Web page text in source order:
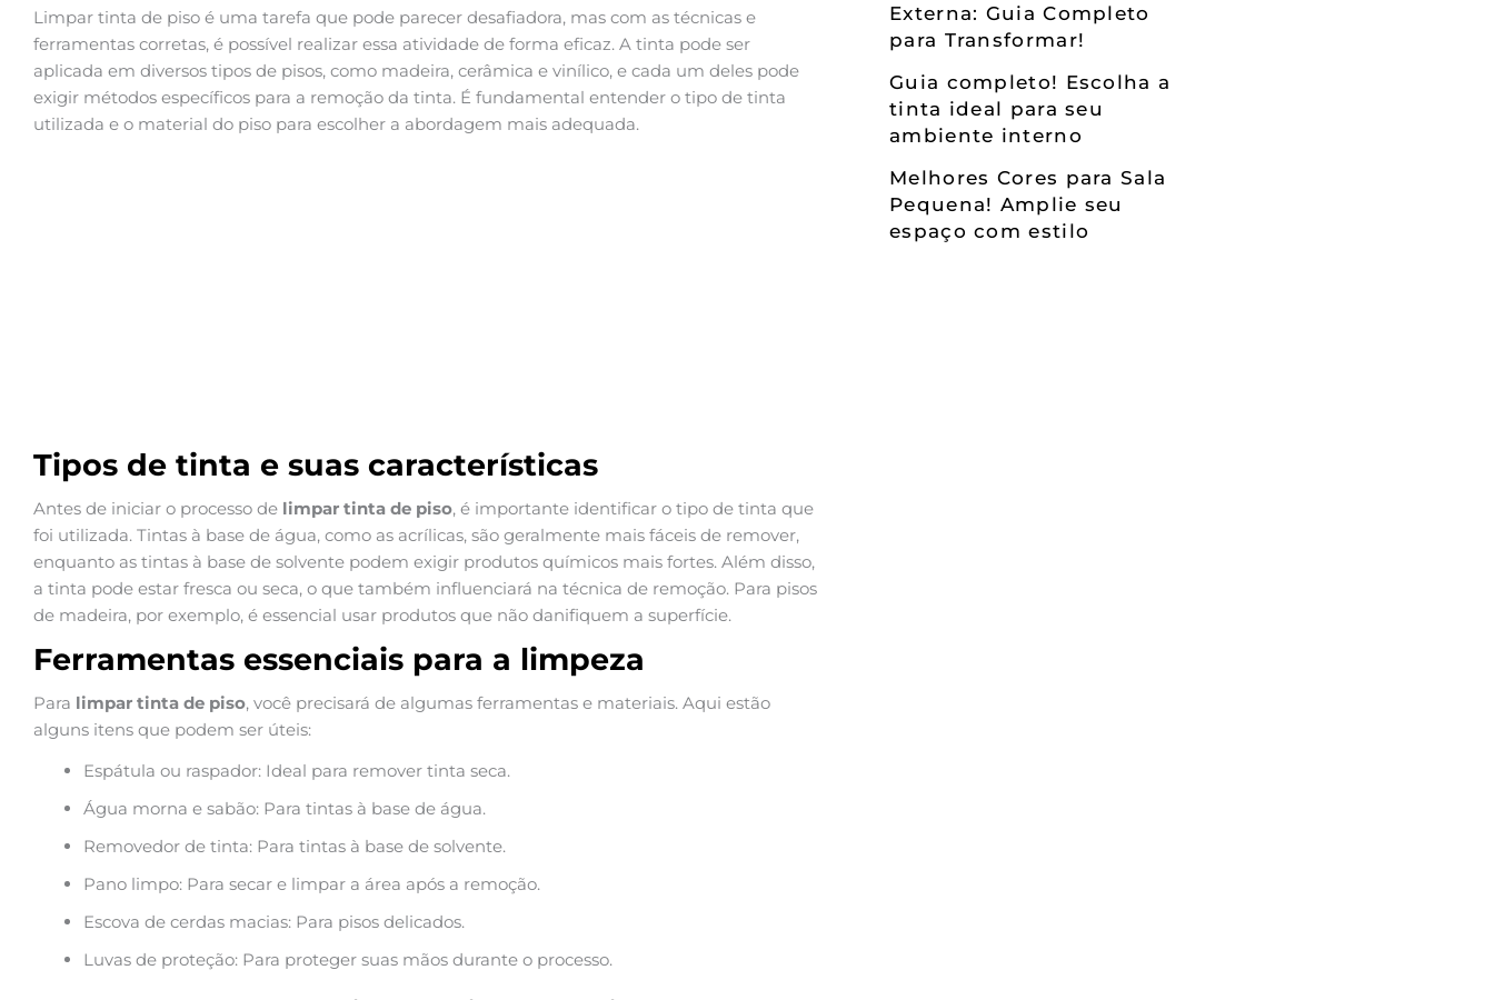
Limpar tinta de piso é uma tarefa que pode parecer desafiadora, mas com as técnicas e
ferramentas corretas, é possível realizar essa atividade de forma eficaz. A tinta pode ser
aplicada em diversos tipos de pisos, como madeira, cerâmica e vinílico, e cada um deles pode
exigir métodos específicos para a remoção da tinta. É fundamental entender o tipo de tinta
utilizada e o material do piso para escolher a abordagem mais adequada.
Tipos de tinta e suas características
Antes de iniciar o processo de limpar tinta de piso, é importante identificar o tipo de tinta que
foi utilizada. Tintas à base de água, como as acrílicas, são geralmente mais fáceis de remover,
enquanto as tintas à base de solvente podem exigir produtos químicos mais fortes. Além disso,
a tinta pode estar fresca ou seca, o que também influenciará na técnica de remoção. Para pisos
de madeira, por exemplo, é essencial usar produtos que não danifiquem a superfície.
Ferramentas essenciais para a limpeza
Para limpar tinta de piso, você precisará de algumas ferramentas e materiais. Aqui estão
alguns itens que podem ser úteis:
Espátula ou raspador: Ideal para remover tinta seca.
Água morna e sabão: Para tintas à base de água.
Removedor de tinta: Para tintas à base de solvente.
Pano limpo: Para secar e limpar a área após a remoção.
Escova de cerdas macias: Para pisos delicados.
Luvas de proteção: Para proteger suas mãos durante o processo.
Externa: Guia Completo
para Transformar!
Guia completo! Escolha a
tinta ideal para seu
ambiente interno
Melhores Cores para Sala
Pequena! Amplie seu
espaço com estilo